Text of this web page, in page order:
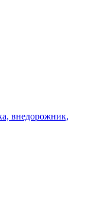
внедорожник,